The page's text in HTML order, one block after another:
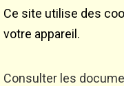
Ce site utilise des
votre appareil.
Consulter les